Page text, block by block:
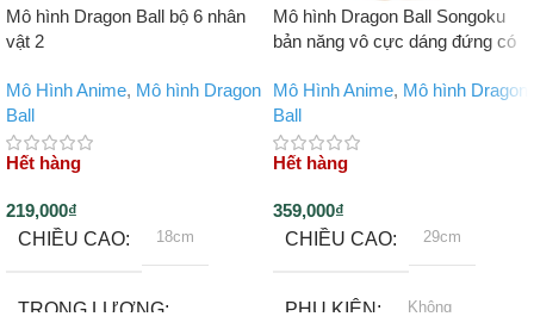
Mô hình Dragon Ball bộ 6 nhân
vật 2
Mô Hình Anime, Mô hình Dragon
Ball
Hết hàng
219,000₫
CHIỀU CAO
18cm
TRỌNG LƯỢNG
Mô hình Dragon Ball Songoku
bản năng vô cực dáng đứng có
Mô Hình Anime, Mô hình Dragon
Ball
Hết hàng
359,000₫
CHIỀU CAO
29cm
PHỤ KIỆN Không